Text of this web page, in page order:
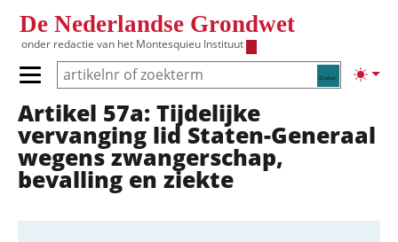
De Nederlandse Grondwet
onder redactie van het Montesquieu Instituut
Zoeken
Primair menu tonen/verbergen
Hoofdnavigatie
Artikel 57a: Tijdelijke
vervanging lid Staten-Generaal
wegens zwangerschap,
bevalling en ziekte